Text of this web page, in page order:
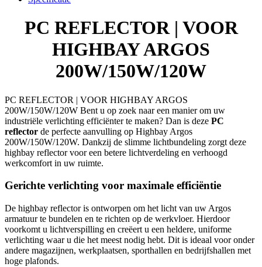
PC REFLECTOR | VOOR
HIGHBAY ARGOS
200W/150W/120W
PC REFLECTOR | VOOR HIGHBAY ARGOS
200W/150W/120W Bent u op zoek naar een manier om uw
industriële verlichting efficiënter te maken? Dan is deze PC
reflector de perfecte aanvulling op Highbay Argos
200W/150W/120W. Dankzij de slimme lichtbundeling zorgt deze
highbay reflector voor een betere lichtverdeling en verhoogd
werkcomfort in uw ruimte.
Gerichte verlichting voor maximale efficiëntie
De highbay reflector is ontworpen om het licht van uw Argos
armatuur te bundelen en te richten op de werkvloer. Hierdoor
voorkomt u lichtverspilling en creëert u een heldere, uniforme
verlichting waar u die het meest nodig hebt. Dit is ideaal voor onder
andere magazijnen, werkplaatsen, sporthallen en bedrijfshallen met
hoge plafonds.